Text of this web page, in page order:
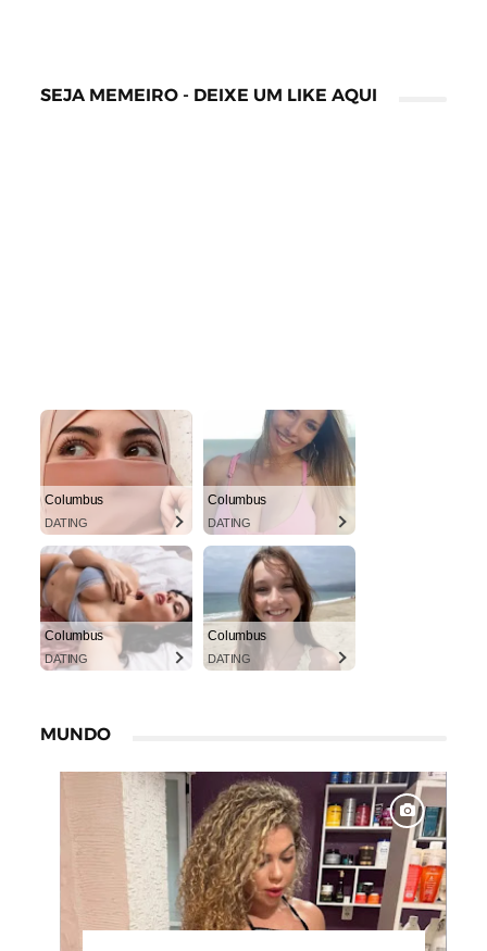
SEJA MEMEIRO - DEIXE UM LIKE AQUI
Columbus
DATING
Columbus
DATING
Columbus
DATING
Columbus
DATING
MUNDO